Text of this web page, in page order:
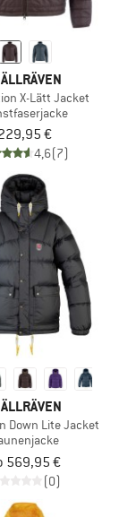
X-Lätt Jacket
€
4,6(7)
Down Lite Jacket
569,95 €
(0)